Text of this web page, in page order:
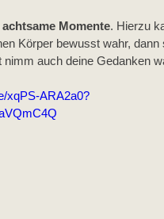
achtsame Momente. Hierzu
Körper bewusst wahr,
auch deine Gedanken
xqPS-ARA2a0?